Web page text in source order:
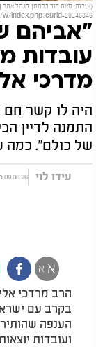
index.php?curid=20246846)
"אביהם
עובדות
מדרכי
היה לו קשר חם
התמנה לדיין
של כולם". כמה
עידו לוי 09.06.26 כ"ד סיון התשפ"ו
א א
הרב מרדכי
בקרב עם
הענפה
ועובדות